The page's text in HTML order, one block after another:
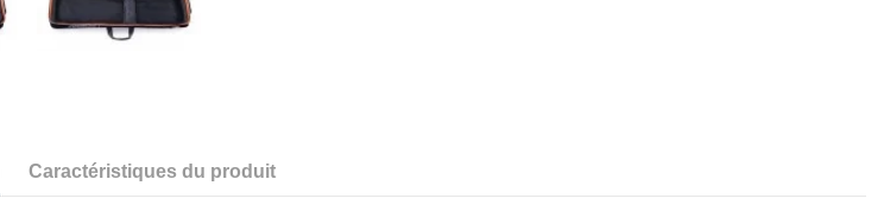
Caractéristiques du produit